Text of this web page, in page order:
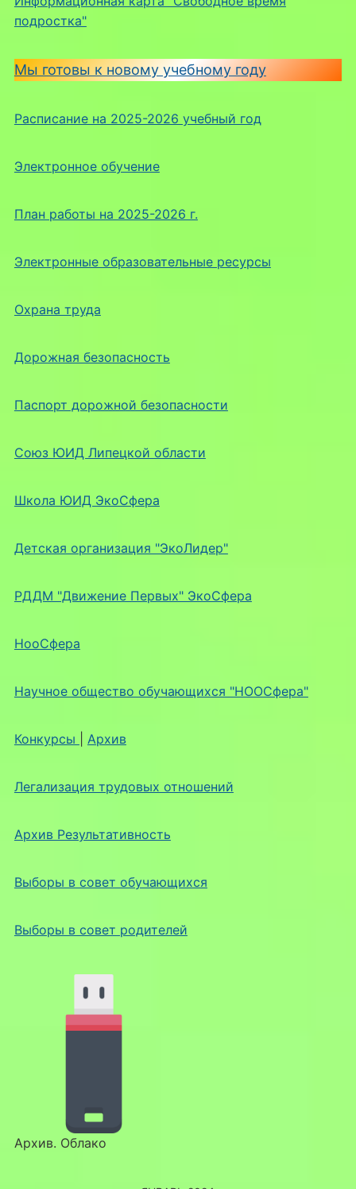
подростка"
Мы готовы к новому учебному году
Расписание на 2025-2026 учебный год
Электронное обучение
План работы на 2025-2026 г.
Электронные образовательные ресурсы
Охрана труда
Дорожная безопасность
Паспорт дорожной безопасности
Союз ЮИД Липецкой области
Школа ЮИД ЭкоСфера
Детская организация "ЭкоЛидер"
РДДМ "Движение Первых" ЭкоСфера
НооСфера
Научное общество обучающихся "НООСфера"
Конкурсы Архив
Легализация трудовых отношений
Архив Результативность
Выборы в совет обучающихся
Выборы в совет родителей
Архив. Облако